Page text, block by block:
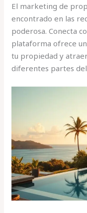
El marketing de
encontrado en las
poderosa. Conecta
plataforma ofrece
tu propiedad y
diferentes partes